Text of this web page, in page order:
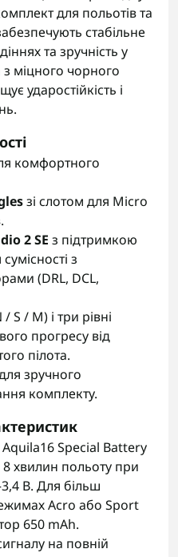
для польотів та
стабільне
та зручність у
міцного чорного
ударостійкість і
комфортного
зі слотом для Micro
2 SE з підтримкою
з
(DRL, DCL,
/ M) і три рівні
прогресу від
пілота.
зручного
комплекту.
Special Battery
хвилин польоту при
В. Для більш
Acro або Sport
650 mAh.
на повній